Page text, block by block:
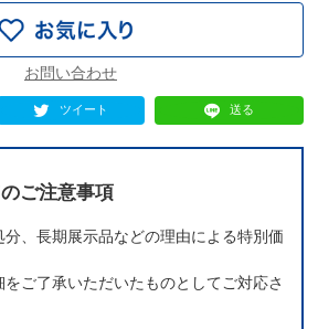
ツイート 送る
ご注意事項
分、長期展示品などの理由による特別価
ご了承いただいたものとしてご対応さ